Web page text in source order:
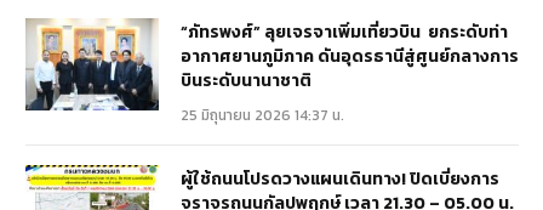
“ภัทรพงศ์” ลุยเจรจาเพิ่มเที่ยวบิน ยกระดับท่า
อากาศยานภูมิภาค ดันอุดรธานีสู่ศูนย์กลางการ
บินระดับนานาชาติ
25 มิถุนายน 2026 14:37 น.
ผู้ใช้ถนนโปรดวางแผนเดินทาง! ปิดเบี่ยงการ
จราจรถนนกัลปพฤกษ์ เวลา 21.30 – 05.00 น.